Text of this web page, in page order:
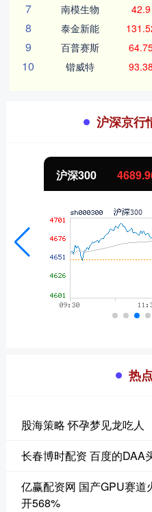
7 南模生物 42.9
8 泰金新能
9 百普赛斯
10 锴威特 93.38
沪深京行
沪深300
热
股海策略 怀孕梦见龙吃人
长春博时配资 百度的DAA
亿赢配资网 国产GPU赛道
开568%